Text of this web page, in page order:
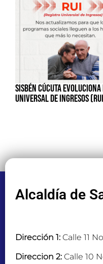
SISBÉN CÚCUTA
UNIVERSAL DE INGRESOS
Alcaldía de
Dirección 1: Calle 11
Direccion 2: Calle 10